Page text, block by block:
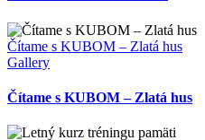
Čítame s KUBOM – Zlatá hus
Gallery
Čítame s KUBOM – Zlatá hus